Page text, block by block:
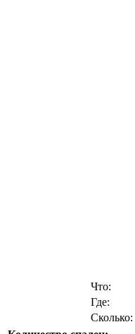
Что:
Где:
Сколько: